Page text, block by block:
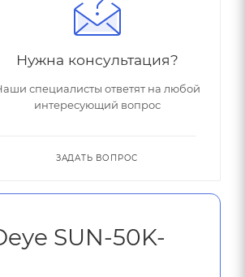
Нужна консультация?
специалисты ответят на любой
интересующий вопрос
ЗАДАТЬ ВОПРОС
SUN-50K-